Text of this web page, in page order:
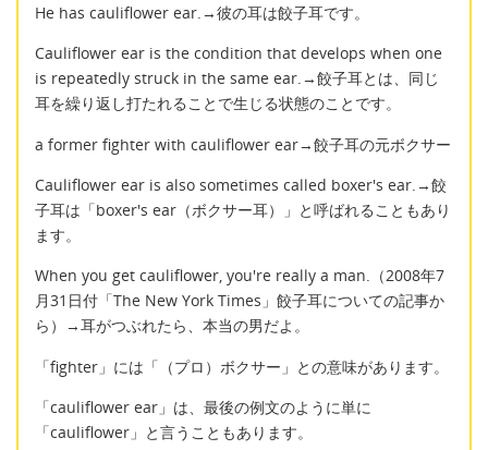
He has cauliflower ear.→彼の耳は餃子耳です。
Cauliflower ear is the condition that develops when one
is repeatedly struck in the same ear.→餃子耳とは、同じ
耳を繰り返し打たれることで生じる状態のことです。
a former fighter with cauliflower ear→餃子耳の元ボクサー
Cauliflower ear is also sometimes called boxer's ear.→餃
子耳は「boxer's ear（ボクサー耳）」と呼ばれることもあり
ます。
When you get cauliflower, you're really a man.（2008年7
月31日付「The New York Times」餃子耳についての記事か
ら）→耳がつぶれたら、本当の男だよ。
「fighter」には「（プロ）ボクサー」との意味があります。
「cauliflower ear」は、最後の例文のように単に
「cauliflower」と言うこともあります。